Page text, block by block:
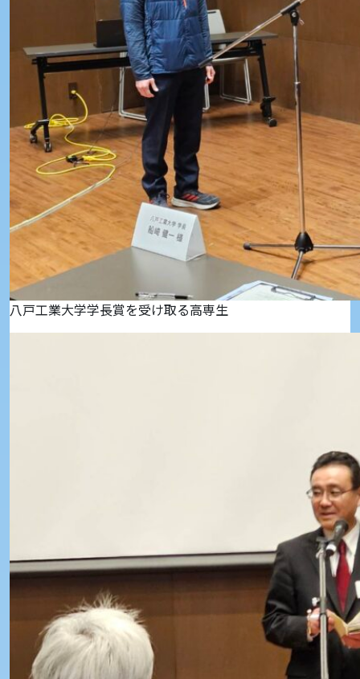
八戸工業大学学長賞を受け取る高専生